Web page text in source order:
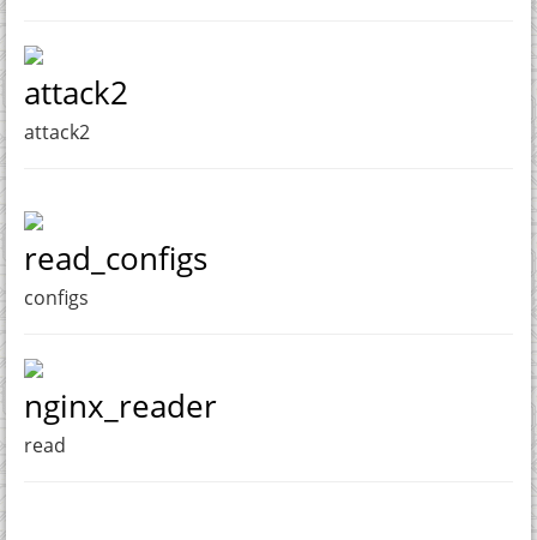
attack2
attack2
read_configs
configs
nginx_reader
read